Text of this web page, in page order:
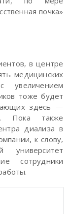
почка»
в центре
медицинских
увеличением
тоже будет
здесь —
Пока также
диализа в
к слову,
университет
сотрудники